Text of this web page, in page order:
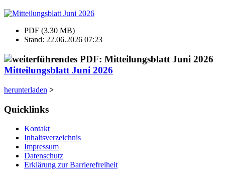
PDF (3.30 MB)
Stand: 22.06.2026 07:23
Mitteilungsblatt Juni 2026
herunterladen >
Quicklinks
Kontakt
Inhaltsverzeichnis
Impressum
Datenschutz
Erklärung zur Barrierefreiheit